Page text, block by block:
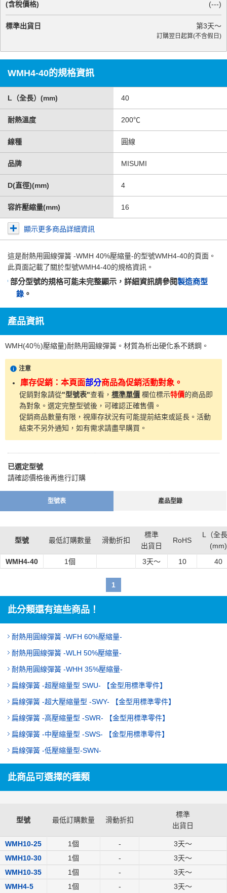
(含稅價格)
(---)
標準出貨日 第3天～
訂購翌日起算(不含假日)
WMH4-40的規格資訊
L（全長）(mm) 40
耐熱溫度 200℃
線種 圓線
品牌 MISUMI
D(直徑)(mm) 4
容許壓縮量(mm) 16
顯示更多商品詳細資訊
這是耐熱用圓線彈簧 -WMH 40%壓縮量-的型號WMH4-40的頁面。
此頁面記載了關於型號WMH4-40的規格資訊。
部分型號的規格可能未完整顯示，詳細資訊請參閱製造商型
錄 。
產品資訊
WMH(40％)壓縮量)耐熱用圓線彈簧。材質為析出硬化系不銹鋼。
注意
庫存促銷：本頁面部分商品為促銷活動對象。
促銷對象請從"型號表"查看， 標準單價 欄位標示特價的商品即
為對象。選定完整型號後，可確認正確售價。
促銷商品數量有限，視庫存狀況有可能提前結束或延長。活動
結束不另外通知，如有需求請盡早購買。
已選定型號
請確認價格後再進行訂購
型號表 產品型錄
型號 最低訂購數量 滑動折扣
標準
出貨日
RoHS
L（全
(mm)
WMH4-40
1個 3天～ 10 40
1
此分類還有這些商品！
耐熱用圓線彈簧 -WFH 60%壓縮量-
耐熱用圓線彈簧 -WLH 50%壓縮量-
耐熱用圓線彈簧 -WHH 35%壓縮量-
扁線彈簧 -超壓縮量型 SWU- 【金型用標準零件】
扁線彈簧 -超大壓縮量型 -SWY- 【金型用標準零件】
扁線彈簧 -高壓縮量型 -SWR- 【金型用標準零件】
扁線彈簧 -中壓縮量型 -SWS- 【金型用標準零件】
扁線彈簧 -低壓縮量型-SWN-
此商品可選擇的種類
型號 最低訂購數量 滑動折扣
標準
出貨日
WMH10-25 1個 - 3天～
WMH10-30
1個 - 3天～
WMH10-35
1個 - 3天～
WMH4-5
1個 - 3天～